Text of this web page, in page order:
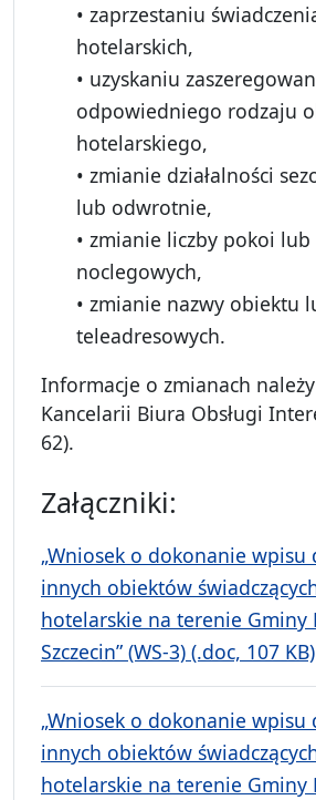
• zaprzestaniu
hotelarskich,
• uzyskaniu
odpowiedniego rodzaju
hotelarskiego,
• zmianie działalności
lub odwrotnie,
• zmianie liczby pokoi lub
noclegowych,
• zmianie nazwy obiektu
teleadresowych.
Informacje o zmianach należy
Kancelarii Biura Obsługi
62).
Załączniki:
„Wniosek o dokonanie wpisu
innych obiektów
hotelarskie na terenie Gminy
Szczecin” (WS-3) (.doc, 107 KB)
„Wniosek o dokonanie wpisu
innych obiektów
hotelarskie na terenie Gminy